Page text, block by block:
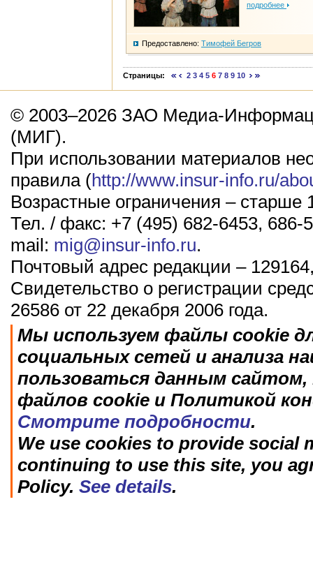
подробнее
Предоставлено: Тимофей Бегров
Страницы: 2 3 4 5 6 7 8 9 10
© 2003–2026 ЗАО Медиа-
(МИГ).
При использовании материалов
правила (http://www.insur-info.ru/
Возрастные ограничения – старше
Тел. / факс: +7 (495) 682-6453, 686-
mail: mig@insur-info.ru.
Почтовый адрес редакции –
Свидетельство о регистрации
26586 от 22 декабря 2006 года.
Мы используем файлы cookie
социальных сетей и анализа
пользоваться данным
файлов cookie и Политикой
Смотрите подробности.
We use cookies to provide social
continuing to use this site, you
Policy. See details.